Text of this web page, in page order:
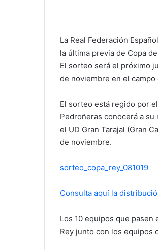
La Real Federación
la última previa de Copa
El sorteo será el próximo
de noviembre en el
El sorteo está regido por
Pedroñeras conocerá a su
el UD Gran Tarajal (Gran
de noviembre.
sorteo_copa_rey_081019
Consulta aquí la
Los 10 equipos que
Rey junto con los equipos